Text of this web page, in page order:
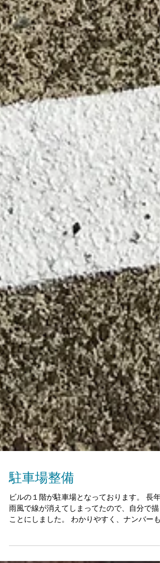
駐車場整備
ビルの１階が駐車場となっております。 長年
ことにしました。 わかりやすく、ナンバーも